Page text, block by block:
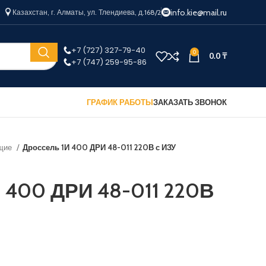
Казахстан, г. Алматы, ул. Тлендиева, д.168/2 info.kie@mail.ru
+7 (727) 327-79-40
+7 (747) 259-95-86
0 0.0₸
ГРАФИК РАБОТЫЗАКАЗАТЬ ЗВОНОК
Дроссель 1И 400 ДРИ 48-011 220В с ИЗУ
400 ДРИ 48-011 220В